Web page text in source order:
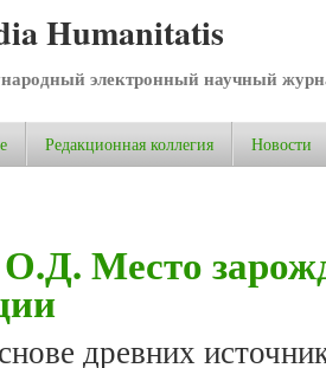
Humanitatis
электронный научный
Редакционная коллегия Новости
Место
древних